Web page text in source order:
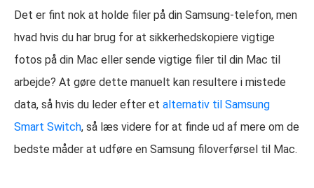
Det er fint nok at holde filer på din Samsung-telefon, men
hvad hvis du har brug for at sikkerhedskopiere vigtige
fotos på din Mac eller sende vigtige filer til din Mac til
arbejde? At gøre dette manuelt kan resultere i mistede
data, så hvis du leder efter et alternativ til Samsung
Smart Switch, så læs videre for at finde ud af mere om de
bedste måder at udføre en Samsung filoverførsel til Mac.